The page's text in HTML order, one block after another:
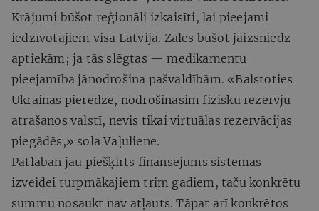
Krājumi būšot reģionāli izkaisīti, lai pieejami
iedzīvotājiem visā Latvijā. Zāles būšot jāizsniedz
aptiekām; ja tās slēgtas — medikamentu
pieejamība jānodrošina pašvaldībām. «Balstoties
Ukrainas pieredzē, nodrošināsim fizisku rezervju
atrašanos valstī, nevis tikai virtuālas rezervācijas
piegādēs,» sola Vaļuliene.
Patlaban jau piešķirts finansējums sistēmas
izveidei turpmākajiem trim gadiem, taču konkrētu
summu nosaukt nav atļauts. Tāpat arī konkrētos